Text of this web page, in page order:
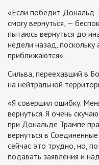
«Если победит Дональд
смогу вернуться, —
пытаюсь вернуться до
недели назад,
приближаются».
Сильва, переехавший в
на нейтральной
«Я совершил ошибку.
вернуться. Я очень
при Дональде Трампе
вернуться в
сейчас это трудно, но,
подавать заявления и